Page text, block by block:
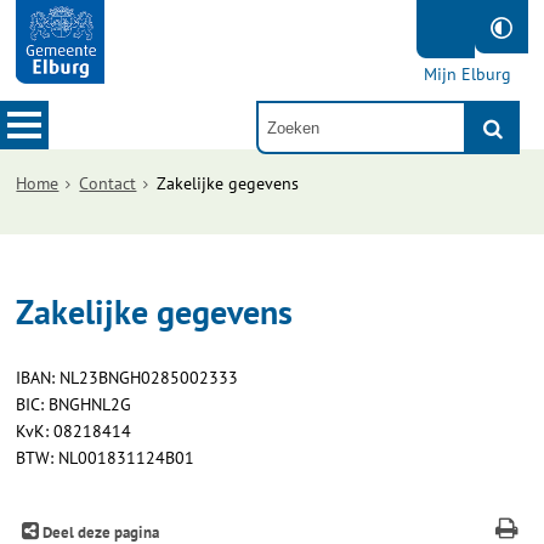
Mijn Elburg
Home Contact Zakelijke gegevens
Zakelijke gegevens
IBAN: NL23BNGH0285002333
BIC: BNGHNL2G
KvK: 08218414
BTW: NL001831124B01
Deel deze pagina